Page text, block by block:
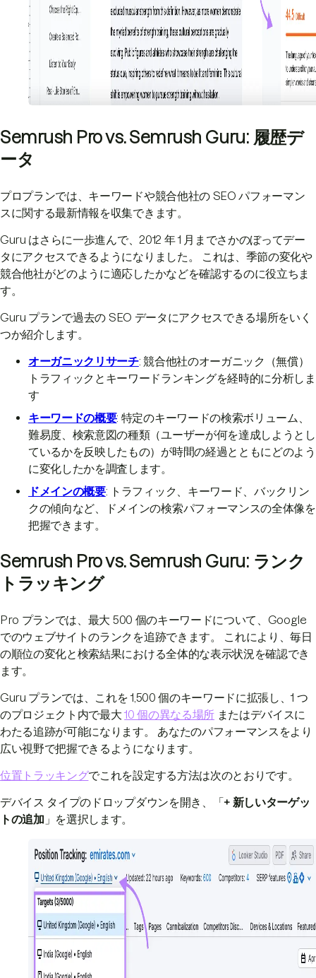
Semrush Pro vs. Semrush Guru: 履歴デ
ータ
プロプランでは、キーワードや競合他社の SEO パフォーマン
スに関する最新情報を収集できます。
Guru はさらに一歩進んで、2012 年 1 月までさかのぼってデー
タにアクセスできるようになりました。 これは、季節の変化や
競合他社がどのように適応したかなどを確認するのに役立ちま
す。
Guru プランで過去の SEO データにアクセスできる場所をいく
つか紹介します。
オーガニックリサーチ: 競合他社のオーガニック（無償）
トラフィックとキーワードランキングを経時的に分析しま
す
キーワードの概要: 特定のキーワードの検索ボリューム、
難易度、検索意図の種類（ユーザーが何を達成しようとし
ているかを反映したもの）が時間の経過とともにどのよう
に変化したかを調査します。
ドメインの概要: トラフィック、キーワード、バックリン
クの傾向など、ドメインの検索パフォーマンスの全体像を
把握できます。
Semrush Pro vs. Semrush Guru: ランク
トラッキング
Pro プランでは、最大 500 個のキーワードについて、Google
でのウェブサイトのランクを追跡できます。 これにより、毎日
の順位の変化と検索結果における全体的な表示状況を確認でき
ます。
Guru プランでは、これを 1,500 個のキーワードに拡張し、1 つ
のプロジェクト内で最大10 個の異なる場所またはデバイスに
わたる追跡が可能になります。 あなたのパフォーマンスをより
広い視野で把握できるようになります。
位置トラッキングでこれを設定する方法は次のとおりです。
デバイス タイプのドロップダウンを開き、「+ 新しいターゲッ
トの追加 」を選択します。